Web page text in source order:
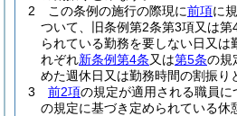
2
この条例の施行の際現に前項に
ついて、旧条例第2条第3項又は
られている勤務を要しない日又は
れぞれ新条例第4条又は第5条の規
めた週休日又は勤務時間の割振り
3
前2項の規定が適用される職員
の規定に基づき定められている休